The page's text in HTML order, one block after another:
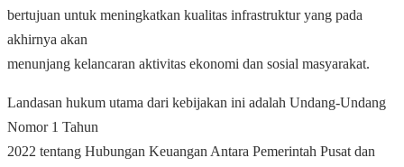
bertujuan untuk meningkatkan kualitas infrastruktur yang pada
akhirnya akan
menunjang kelancaran aktivitas ekonomi dan sosial masyarakat.
Landasan hukum utama dari kebijakan ini adalah Undang-Undang
Nomor 1 Tahun
2022 tentang Hubungan Keuangan Antara Pemerintah Pusat dan